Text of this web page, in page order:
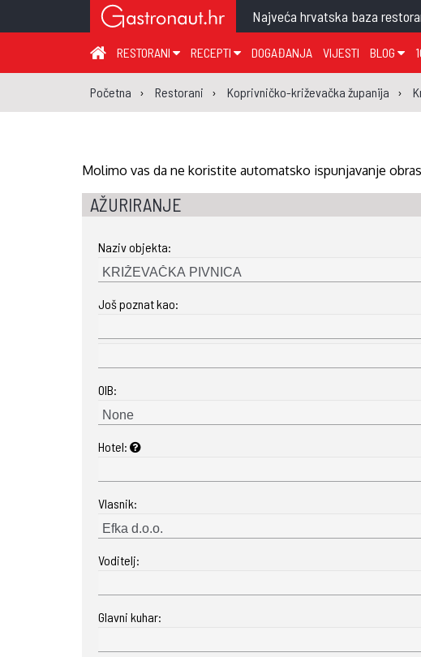
Najveća hrvatska baza
RESTORANI
ZAGREB I ZAGREBAČKA ŽUPANIJA
MEĐIMURSKA ŽUPANIJA
KOPRIVNIČKO-KRIŽEVAČKA ŽUPANIJA
PRIMORSKO-GORANSKA ŽUPANIJA
BRODSKO-POSAVSKA ŽUPANIJA
OSJEČKO-BARANJSKA ŽUPANIJA
VUKOVARSKO-SRIJEMSKA ŽUPANIJA
ISTARSKA ŽUPANIJA
RECEPTI
JUHA
PREDJELO
GLAVNO JELO
MEĐUJELO
SALATA
DESERT
PIZZA
NAPICI
DOGAĐANJA VIJESTI BLOG
TEMA
KLUB
Početna Restorani Koprivničko-križevačka županija
Molimo vas da ne koristite automatsko ispunjavanje
AŽURIRANJE
Naziv objekta:
Još poznat kao:
OIB:
Hotel:
Vlasnik:
Voditelj:
Glavni kuhar: